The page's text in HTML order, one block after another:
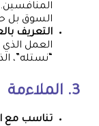
السوق بل
التعريف
العمل
“نستله”،
3. الملاءمة
تناسب مع